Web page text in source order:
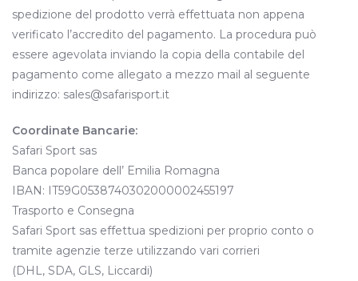
spedizione del prodotto verrà effettuata non appena
verificato l’accredito del pagamento. La procedura può
essere agevolata inviando la copia della contabile del
pagamento come allegato a mezzo mail al seguente
indirizzo: sales@safarisport.it
Coordinate Bancarie:
Safari Sport sas
Banca popolare dell’ Emilia Romagna
IBAN: IT59G0538740302000002455197
Trasporto e Consegna
Safari Sport sas effettua spedizioni per proprio conto o
tramite agenzie terze utilizzando vari corrieri
(DHL, SDA, GLS, Liccardi)